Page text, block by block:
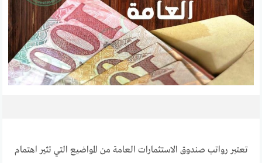
تعتبر رواتب صندوق الاستثمارات العامة من المواضيع التي تثير اهتمام